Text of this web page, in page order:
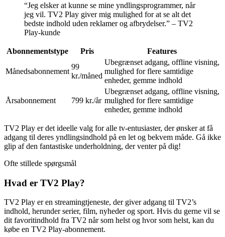
“Jeg elsker at kunne se mine yndlingsprogrammer, når
jeg vil. TV2 Play giver mig mulighed for at se alt det
bedste indhold uden reklamer og afbrydelser.” – TV2
Play-kunde
Abonnementstype Pris Features
Månedsabonnement
99
kr./måned
Ubegrænset adgang, offline visning,
mulighed for flere samtidige
enheder, gemme indhold
Årsabonnement 799 kr./år
Ubegrænset adgang, offline visning,
mulighed for flere samtidige
enheder, gemme indhold
TV2 Play er det ideelle valg for alle tv-entusiaster, der ønsker at få
adgang til deres yndlingsindhold på en let og bekvem måde. Gå ikke
glip af den fantastiske underholdning, der venter på dig!
Ofte stillede spørgsmål
Hvad er TV2 Play?
TV2 Play er en streamingtjeneste, der giver adgang til TV2’s
indhold, herunder serier, film, nyheder og sport. Hvis du gerne vil se
dit favoritindhold fra TV2 når som helst og hvor som helst, kan du
købe en TV2 Play-abonnement.